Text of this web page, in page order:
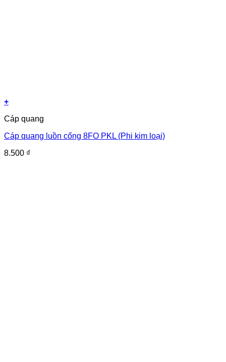
+
Cáp quang
Cáp quang luồn cống 8FO PKL (Phi kim loại)
8.500 ₫